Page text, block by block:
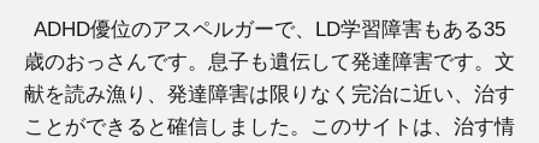
ADHD優位のアスペルガーで、LD学習障害もある35
歳のおっさんです。息子も遺伝して発達障害です。文
献を読み漁り、発達障害は限りなく完治に近い、治す
ことができると確信しました。このサイトは、治す情